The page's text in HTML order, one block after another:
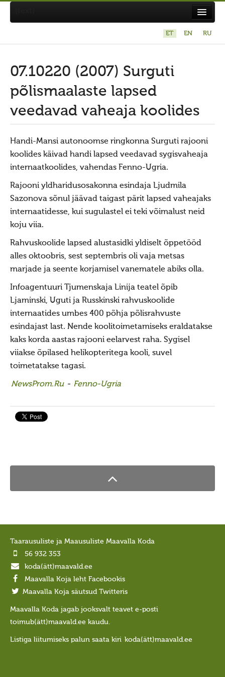
Koda
Taarausuliste ja Maausuliste Maavalla Koda
Aastaaruanded
Kuidas liituda kojaga?
Kohalikud kojad
Avaldused
Jumiõie jutud
Usuvabadus
Kirikute ja koguduste seadus
Yldist
Seadusandlus
Koostöö
Sõbrad ja koostööpartnerid
Maausk
Maausust
Eluring
Maarahva pyhad
Sydakuu
Radokuu
Mahlakuu
Pärnakuu
ET EN RU
07.10220 (2007) Surguti
põlismaalaste lapsed
veedavad vaheaja koolides
Handi-Mansi autonoomse ringkonna Surguti rajooni
koolides käivad handi lapsed veedavad sygisvaheaja
internaatkoolides, vahendas Fenno-Ugria.
Rajooni yldharidusosakonna esindaja Ljudmila
Sazonova sõnul jäävad taigast pärit lapsed vaheajaks
internaatidesse, kui sugulastel ei teki võimalust neid
koju viia.
Rahvuskoolide lapsed alustasidki yldiselt õppetööd
alles oktoobris, sest septembris oli vaja metsas
marjade ja seente korjamisel vanematele abiks olla.
Infoagentuuri Tjumenskaja Linija teatel õpib
Ljaminski, Uguti ja Russkinski rahvuskoolide
internaatides umbes 400 põhja põlisrahvuste
esindajast last. Nende koolitoimetamiseks eraldatakse
kaks korda aastas rajooni eelarvest raha. Sygisel
viiakse õpilased helikopteritega kooli, suvel
toimetatakse tagasi.
NewsProm.Ru - Fenno-Ugria
Taarausuliste ja Maausuliste Maavalla Koda
56 932 353
koda(ätt)maavald.ee
Maavalla Koja leht Facebookis
Maavalla Koja säutsud Twitteris
Maavalla Koda jagab jooksvalt teavet e-posti
toimub(ätt)maavald.ee kaudu.
Listiga liitumiseks palun saata kiri koda(ätt)maavald.ee